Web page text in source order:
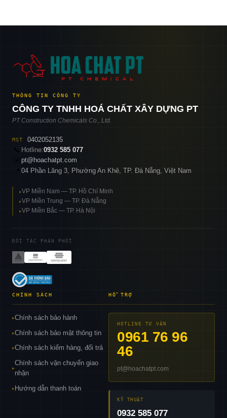
THÔNG TIN CÔNG TY
CÔNG TY TNHH HOÁ CHẤT XÂY DỰNG PT
PT Construction Chemicals Co., Ltd.
MST
0402052135
📞 Hotline:0932 585 077
pt@hoachatpt.com
04 Phần Lăng 3, Phường An Khê, TP. Đà Nẵng, Việt Nam
▸VP Miền Nam — TP. Hồ Chí Minh
▸VP Miền Trung — TP. Đà Nẵng
▸VP Miền Bắc — TP. Hà Nội
ĐỐI TÁC PHÂN PHỐI
CHÍNH SÁCH
▸Chính sách bảo hành
▸Chính sách bảo mật thông tin
▸Chính sách kiểm hàng, đổi trả
▸
Chính sách vận chuyển giao
nhận
▸ Hướng dẫn thanh toán
HỖ TRỢ
HOTLINE TƯ VẤN
0961 76 96
46
pt@hoachatpt.com
KỸ THUẬT
0932 585 077